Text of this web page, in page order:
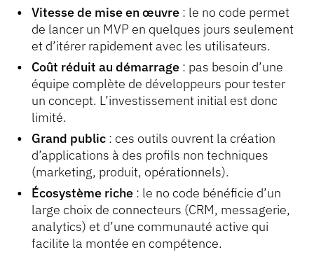
Vitesse de mise en œuvre : le no code permet
de lancer un MVP en quelques jours seulement
et d’itérer rapidement avec les utilisateurs.
Coût réduit au démarrage : pas besoin d’une
équipe complète de développeurs pour tester
un concept. L’investissement initial est donc
limité.
Grand public : ces outils ouvrent la création
d’applications à des profils non techniques
(marketing, produit, opérationnels).
Écosystème riche : le no code bénéficie d’un
large choix de connecteurs (CRM, messagerie,
analytics) et d’une communauté active qui
facilite la montée en compétence.